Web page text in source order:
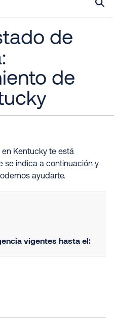
de
de
Kentucky te está
se indica a continuación y
ayudarte.
vigentes hasta el: